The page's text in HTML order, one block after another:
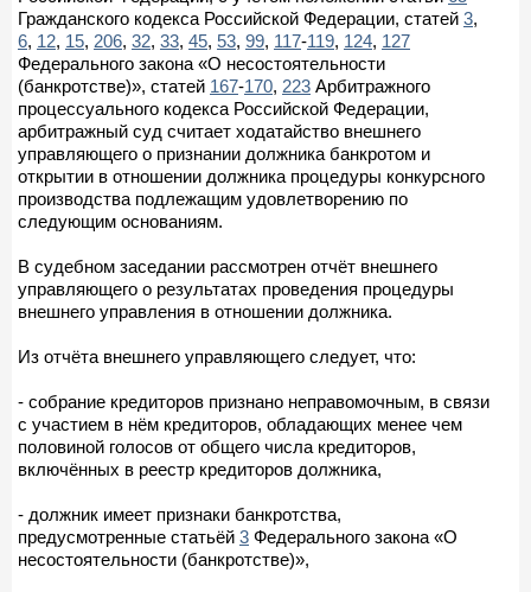
Гражданского кодекса Российской Федерации, статей 3,
6, 12, 15, 206, 32, 33, 45, 53, 99, 117-119, 124, 127
Федерального закона «О несостоятельности
(банкротстве)», статей 167-170, 223 Арбитражного
процессуального кодекса Российской Федерации,
арбитражный суд считает ходатайство внешнего
управляющего о признании должника банкротом и
открытии в отношении должника процедуры конкурсного
производства подлежащим удовлетворению по
следующим основаниям.
В судебном заседании рассмотрен отчёт внешнего
управляющего о результатах проведения процедуры
внешнего управления в отношении должника.
Из отчёта внешнего управляющего следует, что:
- собрание кредиторов признано неправомочным, в связи
с участием в нём кредиторов, обладающих менее чем
половиной голосов от общего числа кредиторов,
включённых в реестр кредиторов должника,
- должник имеет признаки банкротства,
предусмотренные статьёй 3 Федерального закона «О
несостоятельности (банкротстве)»,